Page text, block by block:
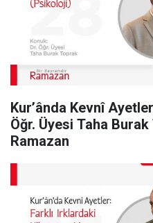
Kur’ânda Kevnî
Öğr. Üyesi Taha
Ramazan